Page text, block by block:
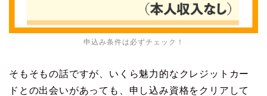
申込み条件は必ずチェック！
そもそもの話ですが、いくら魅力的なクレジットカー
ドとの出会いがあっても、申し込み資格をクリアして